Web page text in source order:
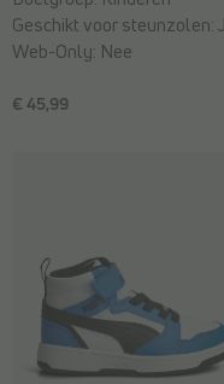
€ 45,99
Geschikt voor steunzolen:
Web-Only: Nee